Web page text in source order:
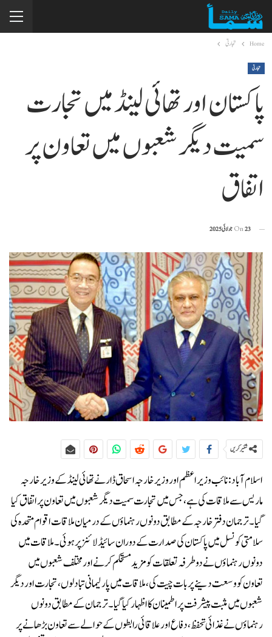
Home تجارتی
تجارتی
پاکستان اور تھائی لینڈ میں تجارت
سمیت دیگر شعبوں میں تعاون پر
اتفاق
On23 جولائی 2025
شئیر کریں
اسلام آباد: نائب وزیراعظم اور وزیر خارجہ اسحاق ڈار نے تھائی لینڈ کے وزیر خارجہ
ماریس سے ملاقات کی ہے، جس میں تجارت سمیت دیگر شعبوں میں تعاون پر اتفاق کیا
گیا۔ترجمان دفتر خارجہ کے مطابق دونوں رہنماؤں کے درمیان ملاقات اقوام متحدہ کی
سلامتی کونسل میں پاکستان کی صدارت کے دوران سائیڈ لائنز پر ہوئی۔ملاقات میں
دونوں رہنماؤں نے دوطرفہ تعلقات کو مزید مستحکم کرنے اور مختلف شعبوں میں
تعاون کو وسعت دینے پر بات چیت کی، ملاقات میں پارلیمانی تبادلوں، تجارت اور دیگر
شعبوں میں مثبت پیشرفت پر اطمینان کا اظہار کیا گیا۔ترجمان کے مطابق دونوں
رہنماؤں نے غذائی تحفظ، دفاع اور علاقائی رابطوں کے حوالے سے تعاون بڑھانے پر